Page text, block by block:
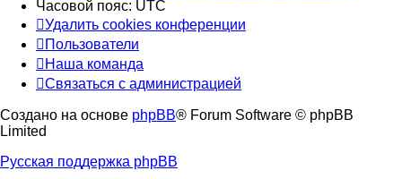
Часовой пояс: UTC
Удалить cookies конференции
Пользователи
Наша команда
Связаться с администрацией
Создано на основе phpBB® Forum Software © phpBB
Limited
Русская поддержка phpBB